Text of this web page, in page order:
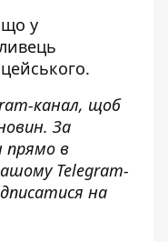
у
.
канал, щоб
За
прямо в
Telegram-
на